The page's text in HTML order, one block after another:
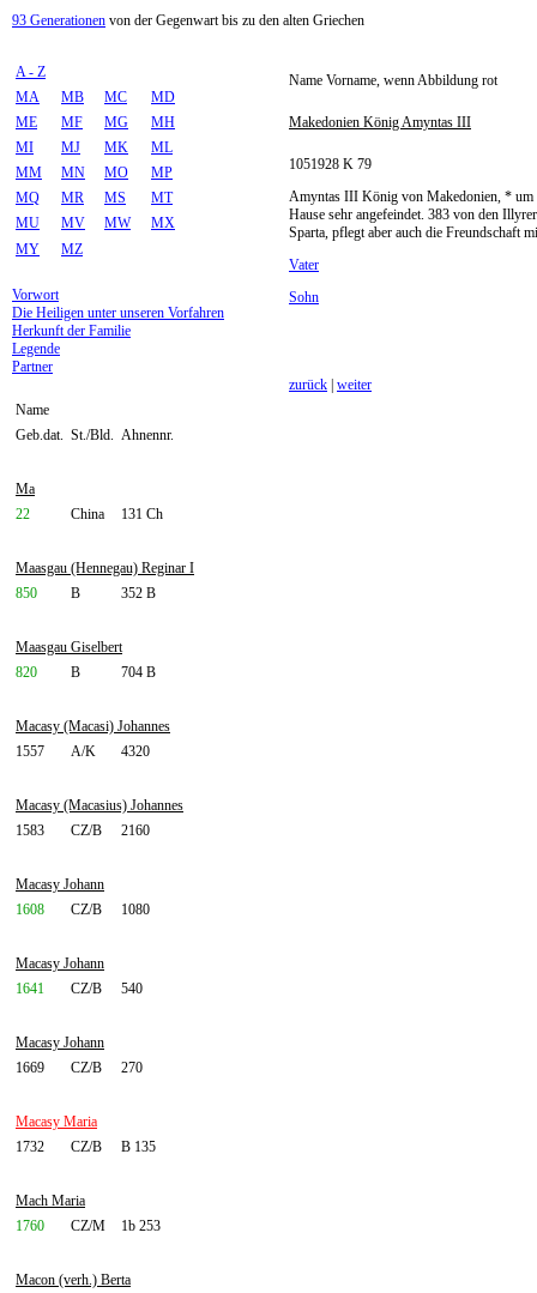
93 Generationen von der Gegenwart bis zu den alten Griechen
A - Z
MA
MB MC
MD
ME
MF MG
MH
MI
MJ MK
ML
MM
MN MO
MP
MQ
MR MS
MT
MU
MV MW
MX
MY
MZ
Vorwort
Die Heiligen unter unseren Vorfahren
Herkunft der Familie
Legende
Partner
Name
Geb.dat. St./Bld. Ahnennr.
Ma
22
China 131 Ch
Maasgau (Hennegau) Reginar I
850
B 352 B
Maasgau Giselbert
820
B 704 B
Macasy (Macasi) Johannes
1557
A/K 4320
Macasy (Macasius) Johannes
1583
CZ/B 2160
Macasy Johann
1608
CZ/B 1080
Macasy Johann
1641
CZ/B 540
Macasy Johann
1669
CZ/B 270
Macasy Maria
1732
CZ/B B 135
Mach Maria
1760
CZ/M 1b 253
Macon (verh.) Berta
Name Vorname, wenn Abbildung rot
Makedonien König Amyntas III
1051928 K 79
Amyntas III König von Makedonien, * um
Hause sehr angefeindet. 383 von den
Sparta, pflegt aber auch die Freundschaft
Vater
Sohn
zurück weiter